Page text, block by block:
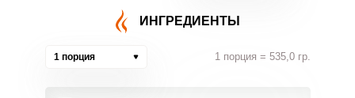
ИНГРЕДИЕНТЫ
1 порция 1 порция = 535,0 гр.